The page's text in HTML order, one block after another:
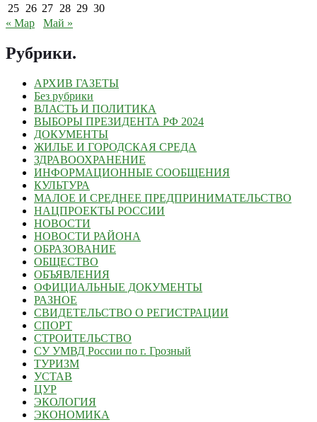
25 26 27 28 29 30
« Мар
Май »
Рубрики.
АРХИВ ГАЗЕТЫ
Без рубрики
ВЛАСТЬ И ПОЛИТИКА
ВЫБОРЫ ПРЕЗИДЕНТА РФ 2024
ДОКУМЕНТЫ
ЖИЛЬЕ И ГОРОДСКАЯ СРЕДА
ЗДРАВООХРАНЕНИЕ
ИНФОРМАЦИОННЫЕ СООБЩЕНИЯ
КУЛЬТУРА
МАЛОЕ И СРЕДНЕЕ ПРЕДПРИНИМАТЕЛЬСТВО
НАЦПРОЕКТЫ РОССИИ
НОВОСТИ
НОВОСТИ РАЙОНА
ОБРАЗОВАНИЕ
ОБЩЕСТВО
ОБЪЯВЛЕНИЯ
ОФИЦИАЛЬНЫЕ ДОКУМЕНТЫ
РАЗНОЕ
СВИДЕТЕЛЬСТВО О РЕГИСТРАЦИИ
СПОРТ
СТРОИТЕЛЬСТВО
СУ УМВД России по г. Грозный
ТУРИЗМ
УСТАВ
ЦУР
ЭКОЛОГИЯ
ЭКОНОМИКА